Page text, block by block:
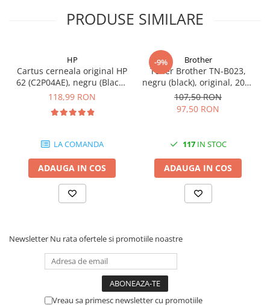
Placi video profesionale
SSD-uri externe
Placi captura
Adaptoare PCI / PCIe
Periferice PC
Kit mouse si tastatura
Web-cam-uri si sisteme
videoconferinta
Accesorii PC
PRODUSE SIMILARE
HP
Cartus cerneala original HP
62 (C2P04AE), negru (Black),
200 pagini
118,99 RON
LA COMANDA
ADAUGA IN COS
-9% Brother
Toner Brother TN-B023,
negru (black), original, 2000
pagini
107,50 RON
97,50 RON
117IN STOC
ADAUGA IN COS
Newsletter Nu rata ofertele si promotiile noastre
Vreau sa primesc newsletter cu promotiile